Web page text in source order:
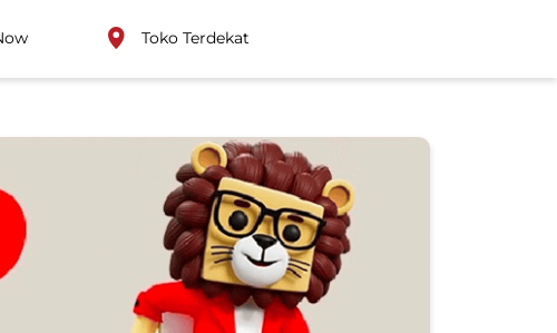
Toko Terdekat